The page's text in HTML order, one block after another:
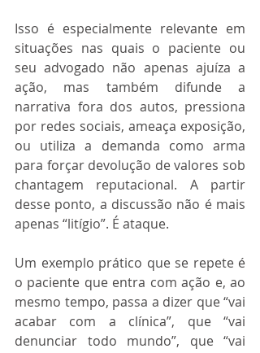
Isso é especialmente relevante em
situações nas quais o paciente ou
seu advogado não apenas ajuíza a
ação, mas também difunde a
narrativa fora dos autos, pressiona
por redes sociais, ameaça exposição,
ou utiliza a demanda como arma
para forçar devolução de valores sob
chantagem reputacional. A partir
desse ponto, a discussão não é mais
apenas “litígio”. É ataque.
Um exemplo prático que se repete é
o paciente que entra com ação e, ao
mesmo tempo, passa a dizer que “vai
acabar com a clínica”, que “vai
denunciar todo mundo”, que “vai